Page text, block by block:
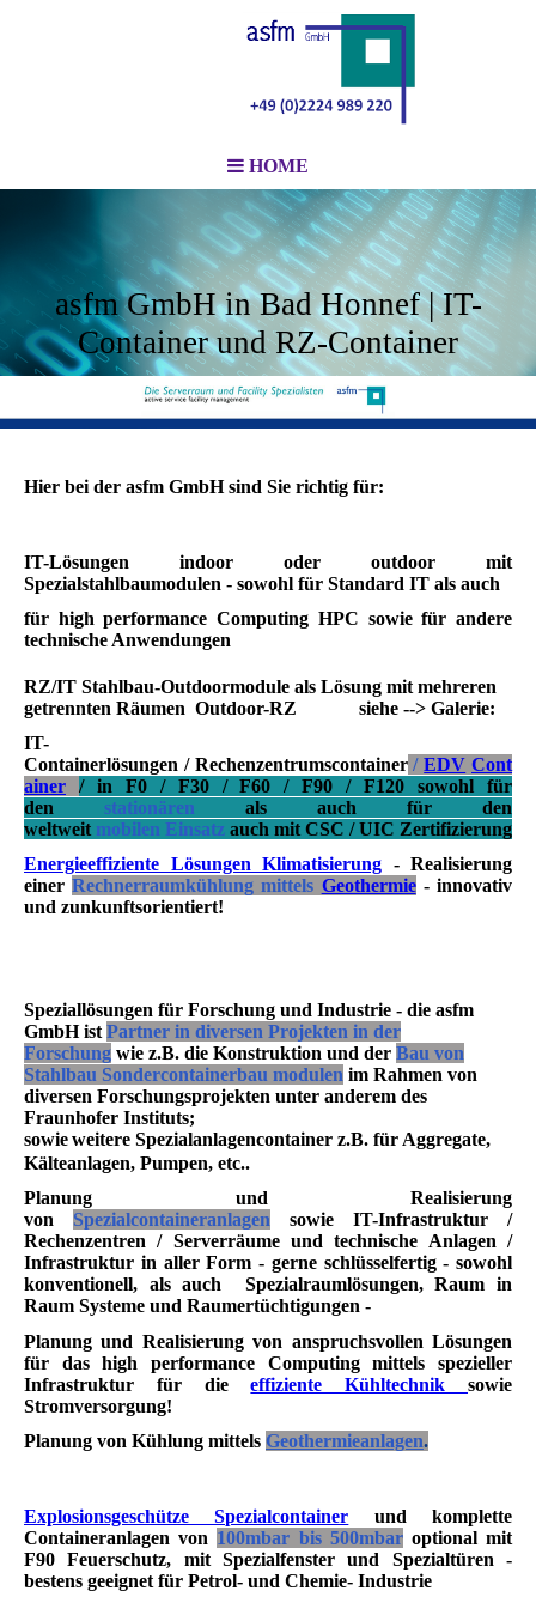
HOME
asfm GmbH in Bad Honnef | IT-
Container und RZ-Container
Hier bei der asfm GmbH sind Sie richtig für:
IT-Lösungen indoor oder outdoor mit
Spezialstahlbaumodulen - sowohl für Standard IT als auch
für high performance Computing HPC sowie für andere
technische Anwendungen
RZ/IT Stahlbau-Outdoormodule als Lösung mit mehreren
getrennten Räumen Outdoor-RZ siehe --> Galerie:
IT-
Containerlösungen / Rechenzentrumscontainer/EDV Cont
ainer
/ in F0 / F30 / F60 / F90 / F120 sowohl für
den stationären als auch für den
weltweit mobilen Einsatz auch mit CSC / UIC Zertifizierung
Energieeffiziente Lösungen Klimatisierung - Realisierung
einerRechnerraumkühlung mittels Geothermie- innovativ
und zunkunftsorientiert!
Speziallösungen für Forschung und Industrie - die asfm
GmbH ist Partner in diversen Projekten in der
Forschung wie z.B. die Konstruktion und der Bau von
Stahlbau Sondercontainerbau modulen im Rahmen von
diversen Forschungsprojekten unter anderem des
Fraunhofer Instituts;
sowieweitere Spezialanlagencontainer z.B. für Aggregate,
Kälteanlagen, Pumpen, etc..
Planung und Realisierung
von Spezialcontaineranlagen sowie IT-Infrastruktur /
Rechenzentren / Serverräume und technische Anlagen /
Infrastruktur in aller Form - gerne schlüsselfertig - sowohl
konventionell, als auch Spezialraumlösungen, Raum in
Raum Systeme und Raumertüchtigungen -
Planung und Realisierung von anspruchsvollen Lösungen
für das high performance Computing mittels spezieller
Infrastruktur für dieeffiziente Kühltechniksowie
Stromversorgung!
Planung von Kühlung mittels Geothermieanlagen.
Explosionsgeschütze Spezialcontainer und komplette
Containeranlagen von 100mbar bis 500mbaroptional mit
F90 Feuerschutz, mit Spezialfenster und Spezialtüren -
bestens geeignet für Petrol- und Chemie- Industrie